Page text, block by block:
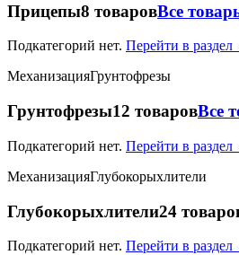
Прицепы8 товаровВсе
Подкатегорий нет. Перейти в
МеханизацияГрунтофрезы
Грунтофрезы12 товаровВсе
Подкатегорий нет. Перейти в
МеханизацияГлубокорыхлители
Глубокорыхлители24
Подкатегорий нет. Перейти в